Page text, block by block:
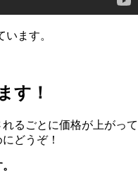
ます。
す！
るごとに価格が上がって
どうぞ！